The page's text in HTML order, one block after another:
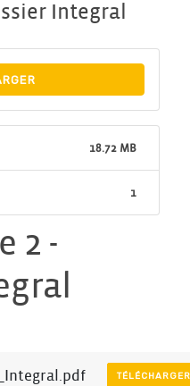
Integral
18.72 MB
1
2 -
TÉLÉCHARGER